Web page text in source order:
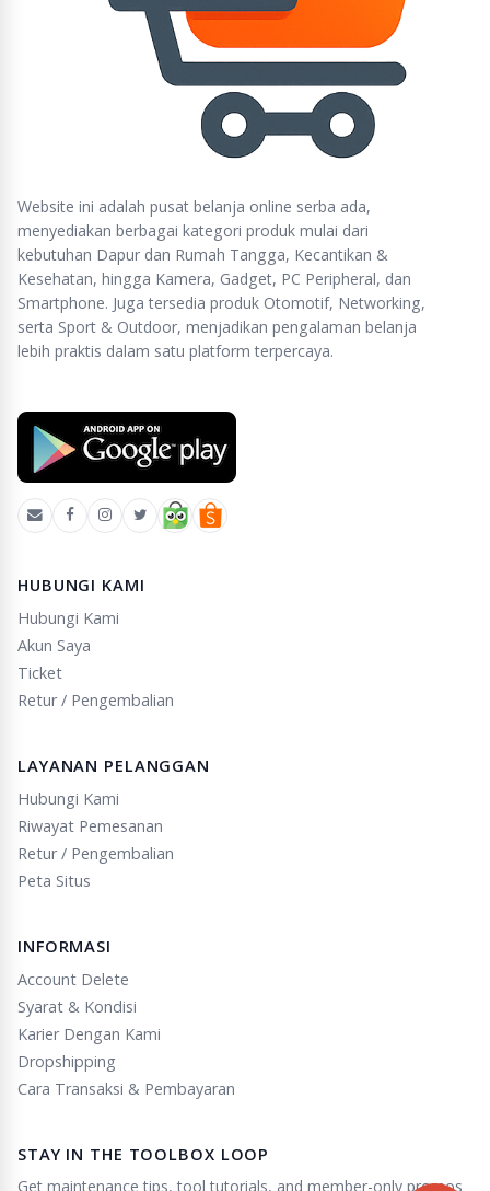
Website ini adalah pusat belanja online serba ada,
menyediakan berbagai kategori produk mulai dari
kebutuhan Dapur dan Rumah Tangga, Kecantikan &
Kesehatan, hingga Kamera, Gadget, PC Peripheral, dan
Smartphone. Juga tersedia produk Otomotif, Networking,
serta Sport & Outdoor, menjadikan pengalaman belanja
lebih praktis dalam satu platform terpercaya.
HUBUNGI KAMI
Hubungi Kami
Akun Saya
Ticket
Retur / Pengembalian
LAYANAN PELANGGAN
Hubungi Kami
Riwayat Pemesanan
Retur / Pengembalian
Peta Situs
INFORMASI
Account Delete
Syarat & Kondisi
Karier Dengan Kami
Dropshipping
Cara Transaksi & Pembayaran
STAY IN THE TOOLBOX LOOP
Get maintenance tips, tool tutorials, and member-only promos